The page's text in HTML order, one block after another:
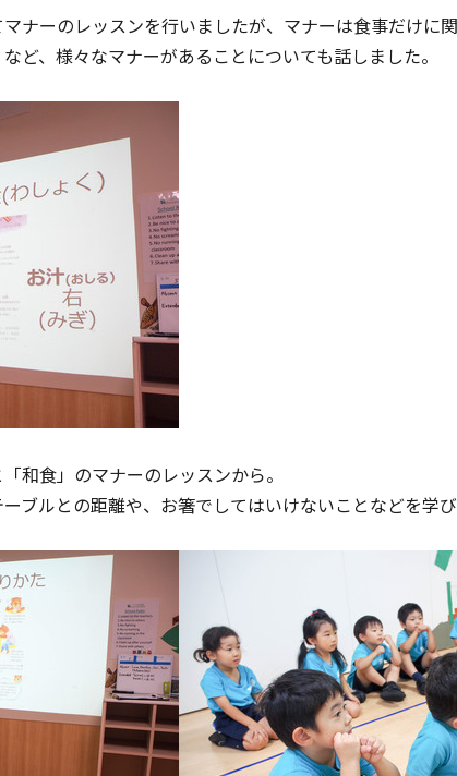
ナーのレッスンを行いましたが、マナーは食事だけに
ど、様々なマナーがあることについても話しました。
和食」のマナーのレッスンから。
ブルとの距離や、お箸でしてはいけないことなどを学び